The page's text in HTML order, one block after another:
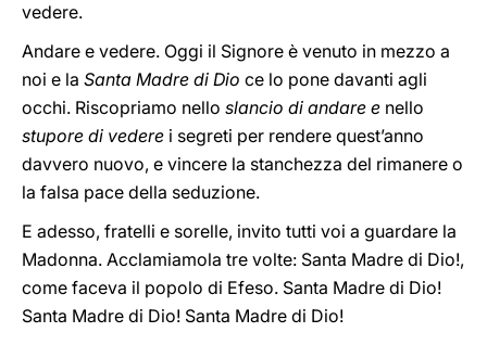
vedere.
Andare e vedere. Oggi il Signore è venuto in mezzo a
noi e la Santa Madre di Dio ce lo pone davanti agli
occhi. Riscopriamo nello slancio di andare e nello
stupore di vedere i segreti per rendere quest’anno
davvero nuovo, e vincere la stanchezza del rimanere o
la falsa pace della seduzione.
E adesso, fratelli e sorelle, invito tutti voi a guardare la
Madonna. Acclamiamola tre volte: Santa Madre di Dio!,
come faceva il popolo di Efeso. Santa Madre di Dio!
Santa Madre di Dio! Santa Madre di Dio!